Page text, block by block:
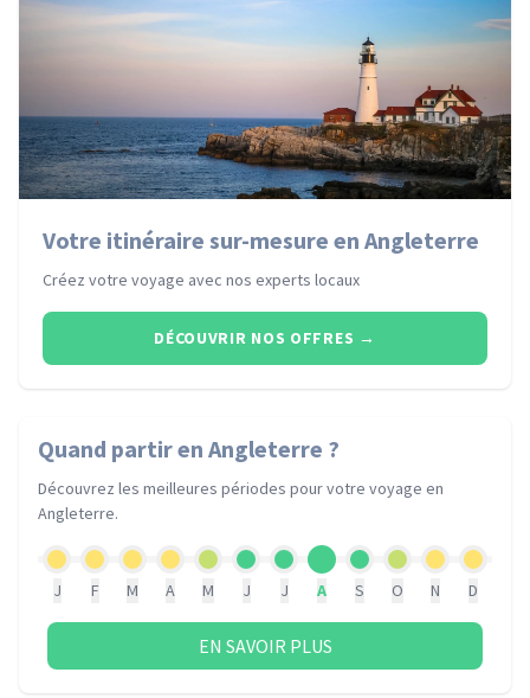
Votre itinéraire sur-mesure en Angleterre
Créez votre voyage avec nos experts locaux
DÉCOUVRIR NOS OFFRES →
Quand partiren Angleterre ?
Découvrez les meilleures périodes pour votre voyage en
Angleterre.
J F M A M J J A S O N D
EN SAVOIR PLUS